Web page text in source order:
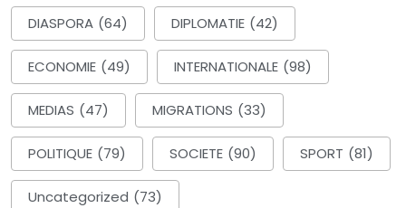
DIASPORA (64) DIPLOMATIE (42)
ECONOMIE (49) INTERNATIONALE (98)
MEDIAS (47) MIGRATIONS (33)
POLITIQUE (79) SOCIETE (90) SPORT (81)
Uncategorized (73)